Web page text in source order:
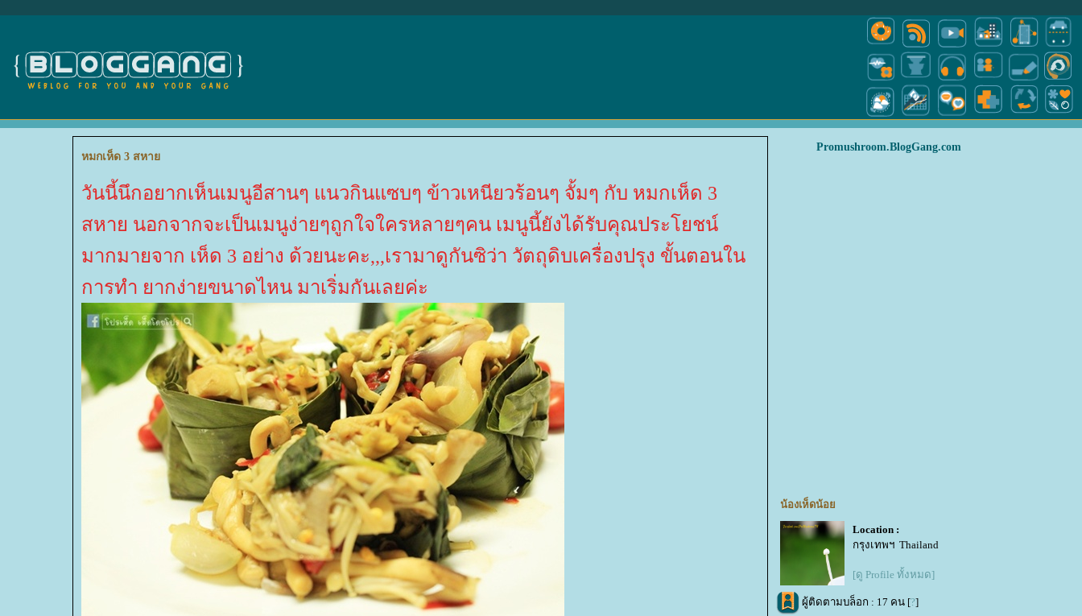
หมกเห็ด 3 สหา
วันนี้นึกอยากเห็นเมนูอีสานๆ แนวกินแซบๆ ข้าวเหนียวร้อนๆ จั้มๆ กับ หมกเห็ด 3
สหาย นอกจากจะเป็นเมนูง่ายๆถูกใจใครหลายๆคน เมนูนี้ยังได้รับคุณประโยชน์
มากมายจาก เห็ด 3 อย่าง ด้วยนะคะ,,,เรามาดูกันซิว่า วัตถุดิบเครื่องปรุง ขั้นตอนใน
การทำ ยากง่ายขนาดไหน มาเริ่มกันเลยค่ะ
Promushroom.BlogGang.com
น้องเห็ดน้อ
Location :
กรุงเทพฯ Thailand
[ดู Profile ทั้งหมด]
ผู้ติดตามบล็อก : 17 คน [?]